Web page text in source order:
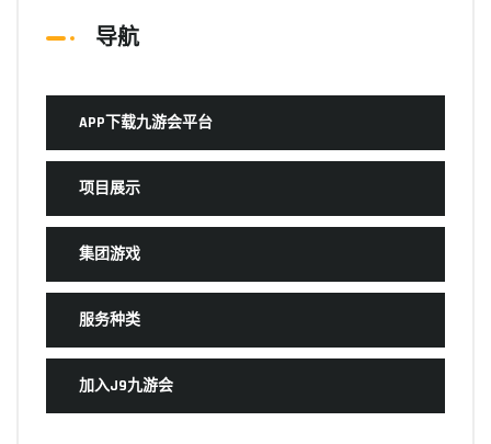
导航
APP下载九游会平台
项目展示
集团游戏
服务种类
加入J9九游会